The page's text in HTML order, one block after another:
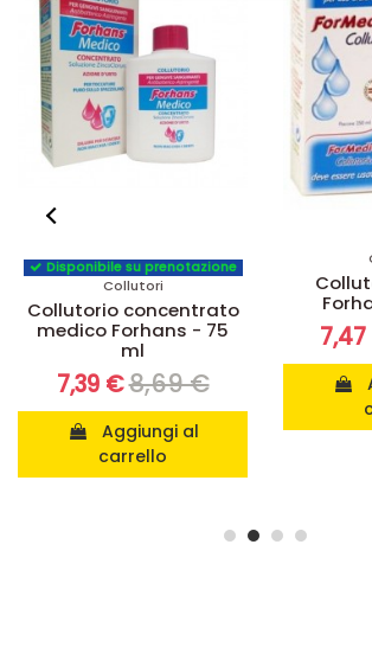
Disponibile su prenotazione
Collutori
Collutorio concentrato
medico Forhans - 75
ml
7,39 €8,69 €
carrello